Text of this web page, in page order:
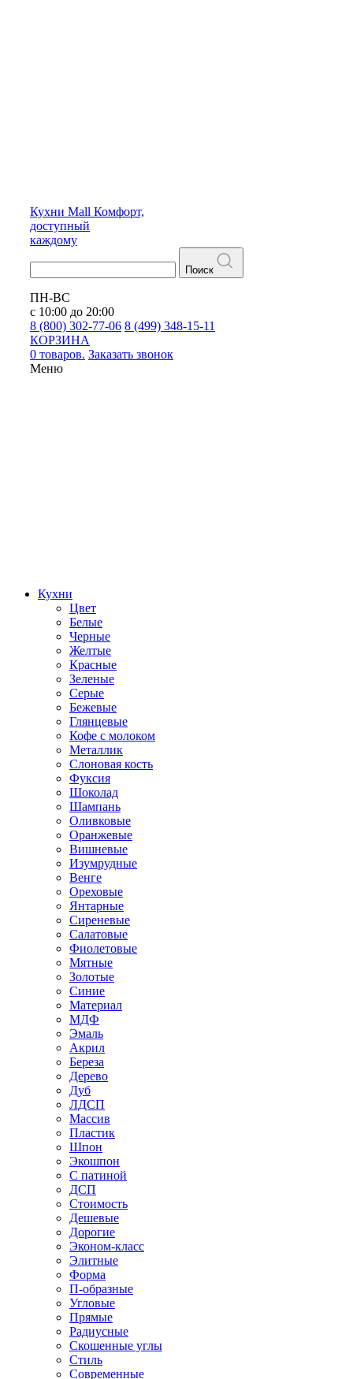
Кухни Mall Комфорт,
доступный
каждому
Поиск
ПН-ВС
с 10:00 до 20:00
8 (800) 302-77-06 8 (499) 348-15-11
КОРЗИНА
0 товаров. Заказать звонок
Меню
Кухни
Цвет
Белые
Черные
Желтые
Красные
Зеленые
Серые
Бежевые
Глянцевые
Кофе с молоком
Металлик
Слоновая кость
Фуксия
Шоколад
Шампань
Оливковые
Оранжевые
Вишневые
Изумрудные
Венге
Ореховые
Янтарные
Сиреневые
Салатовые
Фиолетовые
Мятные
Золотые
Синие
Материал
МДФ
Эмаль
Акрил
Береза
Дерево
Дуб
ЛДСП
Массив
Пластик
Шпон
Экошпон
С патиной
ДСП
Стоимость
Дешевые
Дорогие
Эконом-класс
Элитные
Форма
П-образные
Угловые
Прямые
Радиусные
Скошенные углы
Стиль
Современные